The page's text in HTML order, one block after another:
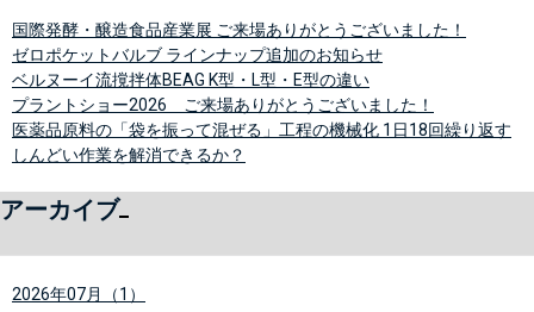
国際発酵・醸造食品産業展 ご来場ありがとうございました！
ゼロポケットバルブ ラインナップ追加のお知らせ
ベルヌーイ流撹拌体BEAG K型・L型・E型の違い
プラントショー2026 ご来場ありがとうございました！
医薬品原料の「袋を振って混ぜる」工程の機械化 1日18回繰り返す
しんどい作業を解消できるか？
アーカイブ
2026年07月（1）